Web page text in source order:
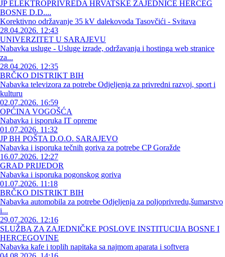
JP ELEKTROPRIVREDA HRVATSKE ZAJEDNICE HERCEG
BOSNE D.D....
Korektivno održavanje 35 kV dalekovoda Tasovčići - Svitava
28.04.2026. 12:43
UNIVERZITET U SARAJEVU
Nabavka usluge - Usluge izrade, održavanja i hostinga web stranice
za...
28.04.2026. 12:35
BRČKO DISTRIKT BIH
Nabavka televizora za potrebe Odjeljenja za privredni razvoj, sport i
kulturu
02.07.2026. 16:59
OPĆINA VOGOŠĆA
Nabavka i isporuka IT opreme
01.07.2026. 11:32
JP BH POŠTA D.O.O. SARAJEVO
Nabavka i isporuka tečnih goriva za potrebe CP Goražde
16.07.2026. 12:27
GRAD PRIJEDOR
Nabavka i isporuka pogonskog goriva
01.07.2026. 11:18
BRČKO DISTRIKT BIH
Nabavka automobila za potrebe Odjeljenja za poljoprivredu,šumarstvo
i...
29.07.2026. 12:16
SLUŽBA ZA ZAJEDNIČKE POSLOVE INSTITUCIJA BOSNE I
HERCEGOVINE
Nabavka kafe i toplih napitaka sa najmom aparata i softvera